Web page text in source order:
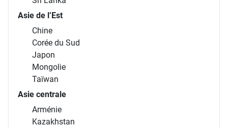
Asie de l’Est
Chine
Corée du Sud
Japon
Mongolie
Taïwan
Asie centrale
Arménie
Kazakhstan